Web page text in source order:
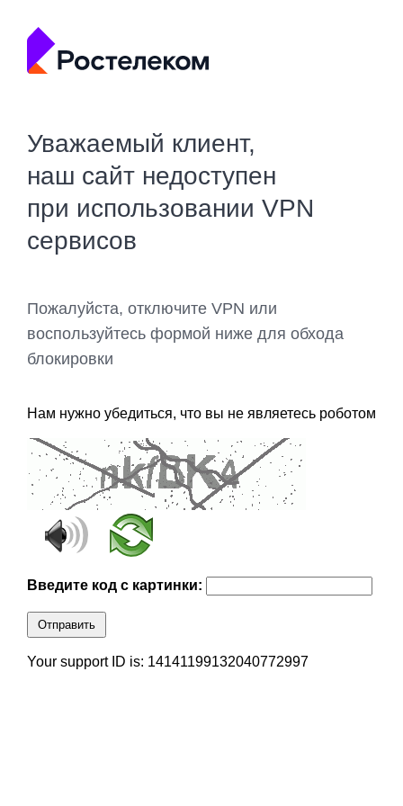
Уважаемый клиент,
наш сайт недоступен
при использовании VPN
сервисов
Пожалуйста, отключите VPN или
воспользуйтесь формой ниже для обхода
блокировки
Нам нужно убедиться, что вы не являетесь роботом
Введите код с картинки:
Отправить
Your support ID is: 14141199132040772997